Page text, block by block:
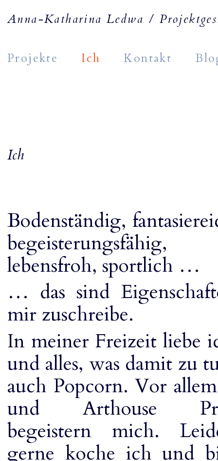
Anna-Katharina Ledwa /
Projekte Ich Kontakt
Ich
Bodenständig,
begeisterungsfähig,
lebensfroh, sportlich …
… das sind
mir zuschreibe.
In meiner Freizeit liebe
und alles, was damit zu
auch Popcorn. Vor
und Arthouse
begeistern mich.
gerne koche ich und